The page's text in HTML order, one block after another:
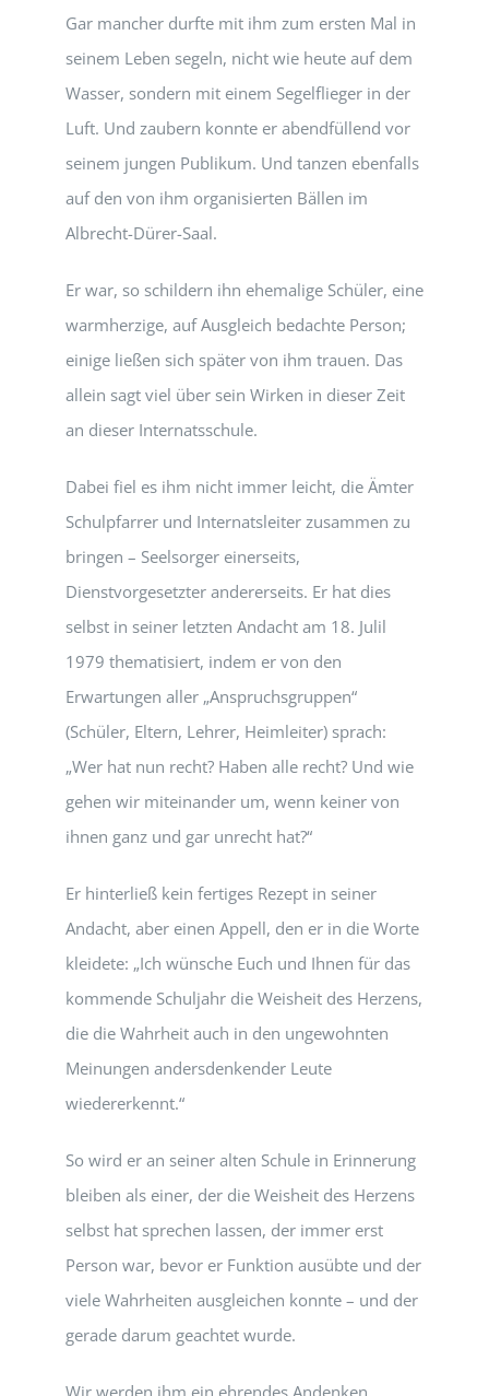
Gar mancher durfte mit ihm zum ersten Mal in
seinem Leben segeln, nicht wie heute auf dem
Wasser, sondern mit einem Segelflieger in der
Luft. Und zaubern konnte er abendfüllend vor
seinem jungen Publikum. Und tanzen ebenfalls
auf den von ihm organisierten Bällen im
Albrecht-Dürer-Saal.
Er war, so schildern ihn ehemalige Schüler, eine
warmherzige, auf Ausgleich bedachte Person;
einige ließen sich später von ihm trauen. Das
allein sagt viel über sein Wirken in dieser Zeit
an dieser Internatsschule.
Dabei fiel es ihm nicht immer leicht, die Ämter
Schulpfarrer und Internatsleiter zusammen zu
bringen – Seelsorger einerseits,
Dienstvorgesetzter andererseits. Er hat dies
selbst in seiner letzten Andacht am 18. Julil
1979 thematisiert, indem er von den
Erwartungen aller „Anspruchsgruppen“
(Schüler, Eltern, Lehrer, Heimleiter) sprach:
„Wer hat nun recht? Haben alle recht? Und wie
gehen wir miteinander um, wenn keiner von
ihnen ganz und gar unrecht hat?“
Er hinterließ kein fertiges Rezept in seiner
Andacht, aber einen Appell, den er in die Worte
kleidete: „Ich wünsche Euch und Ihnen für das
kommende Schuljahr die Weisheit des Herzens,
die die Wahrheit auch in den ungewohnten
Meinungen andersdenkender Leute
wiedererkennt.“
So wird er an seiner alten Schule in Erinnerung
bleiben als einer, der die Weisheit des Herzens
selbst hat sprechen lassen, der immer erst
Person war, bevor er Funktion ausübte und der
viele Wahrheiten ausgleichen konnte – und der
gerade darum geachtet wurde.
Wir werden ihm ein ehrendes Andenken